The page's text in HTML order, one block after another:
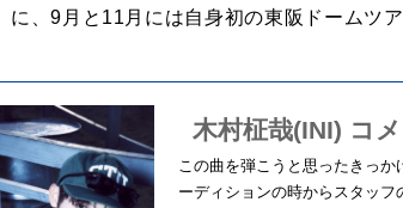
に、9月と11月には自身初の東阪ドームツ
木村柾哉(INI) コ
この曲を弾こうと思ったきっ
ーディションの時からスタッ